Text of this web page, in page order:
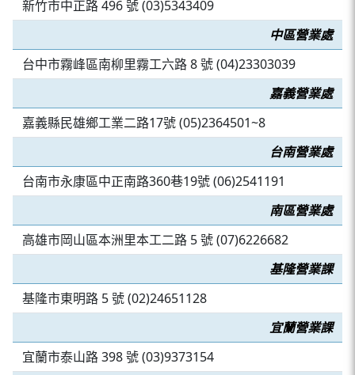
新竹市中正路 496 號 (03)5343409
中區營業處
台中市霧峰區南柳里霧工六路 8 號 (04)23303039
嘉義營業處
嘉義縣民雄鄉工業二路17號 (05)2364501~8
台南營業處
台南市永康區中正南路360巷19號 (06)2541191
南區營業處
高雄市岡山區本洲里本工二路 5 號 (07)6226682
基隆營業課
基隆市東明路 5 號 (02)24651128
宜蘭營業課
宜蘭市泰山路 398 號 (03)9373154